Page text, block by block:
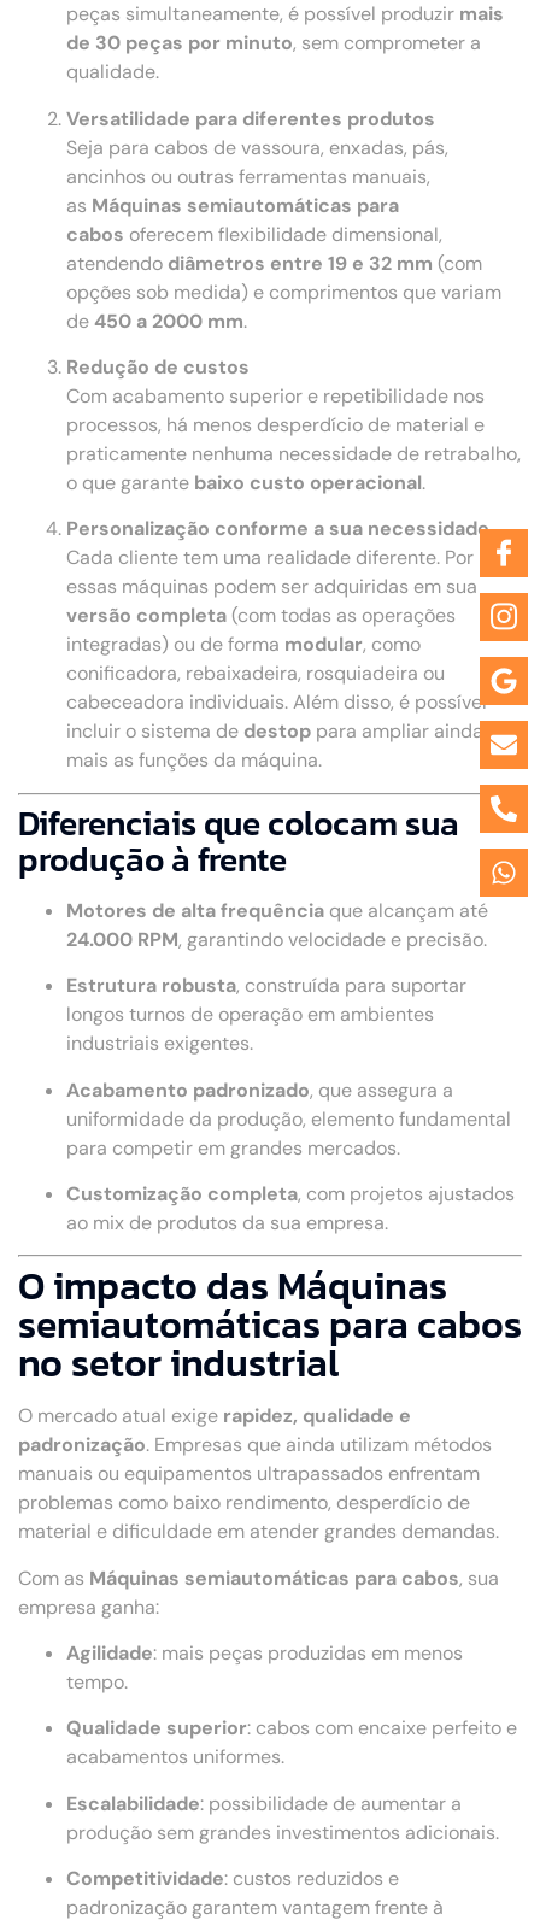
peças simultaneamente, é possível produzir mais
de 30 peças por minuto, sem comprometer a
qualidade.
Versatilidade para diferentes produtos
Seja para cabos de vassoura, enxadas, pás,
ancinhos ou outras ferramentas manuais,
as Máquinas semiautomáticas para
cabos oferecem flexibilidade dimensional,
atendendo diâmetros entre 19 e 32 mm (com
opções sob medida) e comprimentos que variam
de450 a 2000 mm.
Redução de custos
Com acabamento superior e repetibilidade nos
processos, há menos desperdício de material e
praticamente nenhuma necessidade de retrabalho,
o que garante baixo custo operacional.
Personalização conforme a sua necessidade
Cada cliente tem uma realidade diferente. Por isso,
essas máquinas podem ser adquiridas em sua
versão completa (com todas as operações
integradas) ou de forma modular, como
conificadora, rebaixadeira, rosquiadeira ou
cabeceadora individuais. Além disso, é possível
incluir o sistema de destop para ampliar ainda
mais as funções da máquina.
Diferenciais que colocam sua
produção à frente
Motores de alta frequência que alcançam até
24.000 RPM, garantindo velocidade e precisão.
Estrutura robusta, construída para suportar
longos turnos de operação em ambientes
industriais exigentes.
Acabamento padronizado, que assegura a
uniformidade da produção, elemento fundamental
para competir em grandes mercados.
Customização completa, com projetos ajustados
ao mix de produtos da sua empresa.
O impacto das Máquinas
semiautomáticas para cabos
no setor industrial
O mercado atual exige rapidez, qualidade e
padronização. Empresas que ainda utilizam métodos
manuais ou equipamentos ultrapassados enfrentam
problemas como baixo rendimento, desperdício de
material e dificuldade em atender grandes demandas.
Com as Máquinas semiautomáticas para cabos, sua
empresa ganha:
Agilidade: mais peças produzidas em menos
tempo.
Qualidade superior: cabos com encaixe perfeito e
acabamentos uniformes.
Escalabilidade: possibilidade de aumentar a
produção sem grandes investimentos adicionais.
Competitividade: custos reduzidos e
padronização garantem vantagem frente à